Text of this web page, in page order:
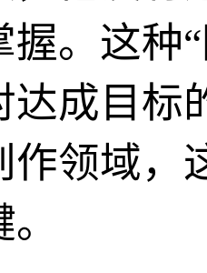
握。这种
达成目标
作领域，